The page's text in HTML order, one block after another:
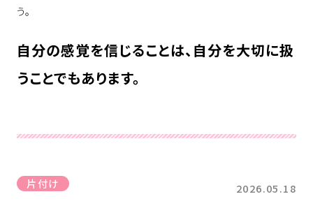
う。
自分の感覚を信じることは、自分を大切に扱
うことでもあります。
片付け 2026.05.18